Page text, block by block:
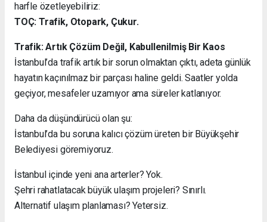
harfle özetleyebiliriz:
TOÇ: Trafik, Otopark, Çukur.
Trafik: Artık Çözüm Değil, Kabullenilmiş Bir Kaos
İstanbul’da trafik artık bir sorun olmaktan çıktı, adeta günlük
hayatın kaçınılmaz bir parçası haline geldi. Saatler yolda
geçiyor, mesafeler uzamıyor ama süreler katlanıyor.
Daha da düşündürücü olan şu:
İstanbul’da bu soruna kalıcı çözüm üreten bir Büyükşehir
Belediyesi göremiyoruz.
İstanbul içinde yeni ana arterler? Yok.
Şehri rahatlatacak büyük ulaşım projeleri? Sınırlı.
Alternatif ulaşım planlaması? Yetersiz.